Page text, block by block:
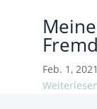
Feb. 1, 2021